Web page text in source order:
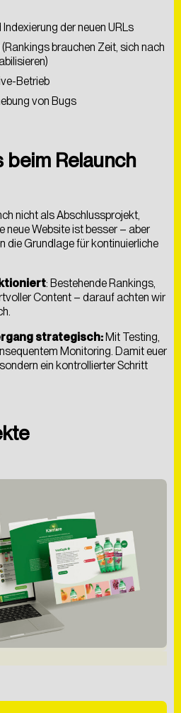
der neuen URLs
(Rankings brauchen Zeit, sich nach
Betrieb
von Bugs
Relaunch
nicht als Abschlussprojekt,
neue Website ist besser – aber
die Grundlage für kontinuierliche
: Bestehende Rankings,
Content – darauf achten wir
strategisch: Mit Testing,
Monitoring. Damit euer
ein kontrollierter Schritt
dieDatenschutzerklärung gelesen
Verarbeitung meiner Daten zum
gelesen zu haben. Ich
meiner Daten zum Zwecke
ein.